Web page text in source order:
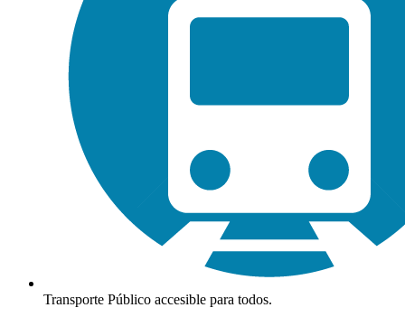
Transporte Público accesible para todos.